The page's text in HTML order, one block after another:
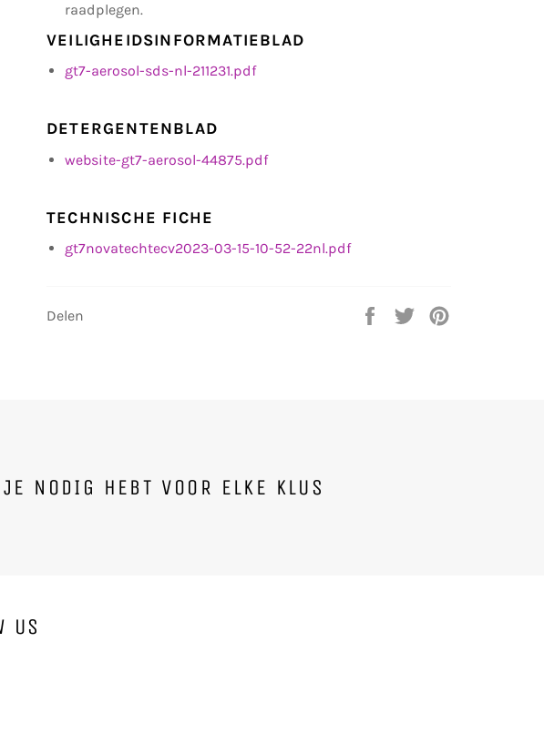
raadplegen.
VEILIGHEIDSINFORMATIEBLAD
gt7-aerosol-sds-nl-211231.pdf
DETERGENTENBLAD
website-gt7-aerosol-44875.pdf
TECHNISCHE FICHE
gt7novatechtecv2023-03-15-10-52-22nl.pdf
Delen
Delen
Twitteren
NODIG HEBT VOOR ELKE KLUS
US